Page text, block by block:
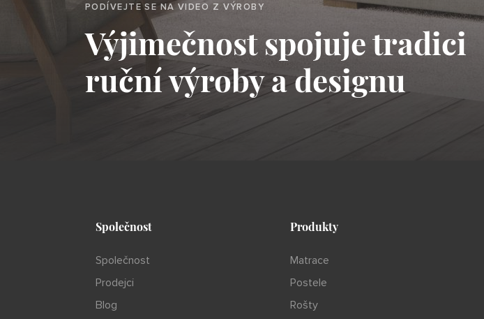
PODÍVEJTE SE NA VIDEO Z VÝROBY
Výjimečnost spojuje tradici
ruční výroby a designu
Společnost
Společnost
Prodejci
Blog
Produkty
Matrace
Postele
Rošty